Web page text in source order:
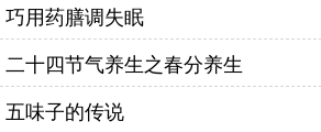
巧用药膳调失眠
二十四节气养生之春分养生
五味子的传说